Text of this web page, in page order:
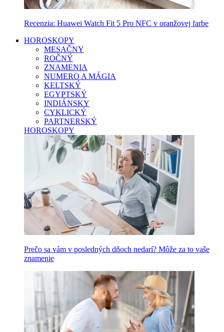
Recenzia: Huawei Watch Fit 5 Pro NFC v oranžovej farbe
HOROSKOPY
MESAČNY
ROČNÝ
ZNAMENIA
NUMERO A MÁGIA
KELTSKÝ
EGYPTSKÝ
INDIÁNSKY
CYKLICKÝ
PARTNERSKÝ
HOROSKOPY
Prečo sa vám v posledných dňoch nedarí? Môže za to vaše
znamenie